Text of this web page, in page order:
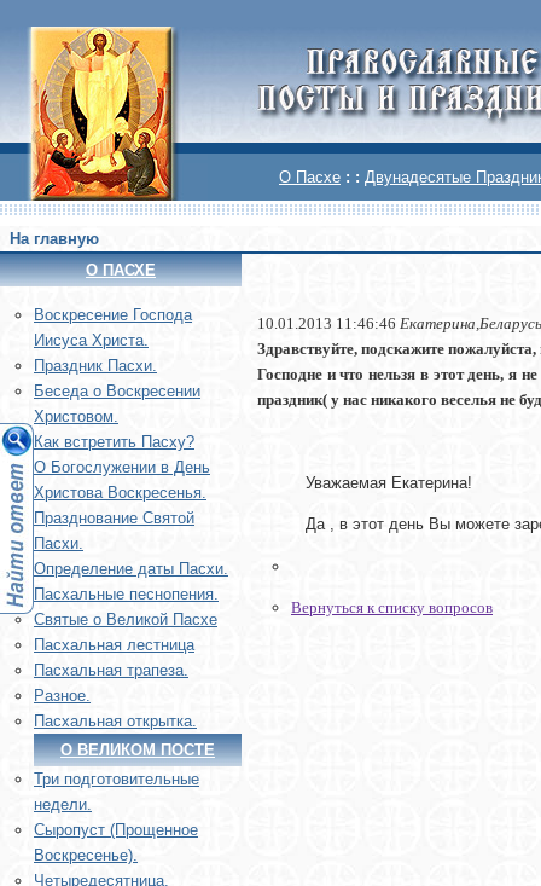
О Пасхе : : Двунадесятые
На главную
О ПАСХЕ
Воскреcение Господа
Иисуса Христа.
Праздник Пасхи.
Беседа о Воскресении
Христовом.
Как встретить Пасху?
О Богослужении в День
Христова Воскресенья.
Празднование Святой
Пасхи.
Определение даты Пасхи.
Пасхальные песнопения.
Святые о Великой Пасхе
Пасхальная лестница
Пасхальная трапеза.
Разное.
Пасхальная открытка.
О ВЕЛИКОМ ПОСТЕ
Три подготовительные
недели.
Сыропуст (Прощенное
Воскресенье).
Четыредесятница.
10.01.2013 11:46:46 Екатерина,Беларусь
Здравствуйте, подскажите
Господне и что нельзя в этот день, я
праздник( у нас никакого веселья не
Уважаемая Екатерина!
Да , в этот день Вы можете
Вернуться к списку вопросов